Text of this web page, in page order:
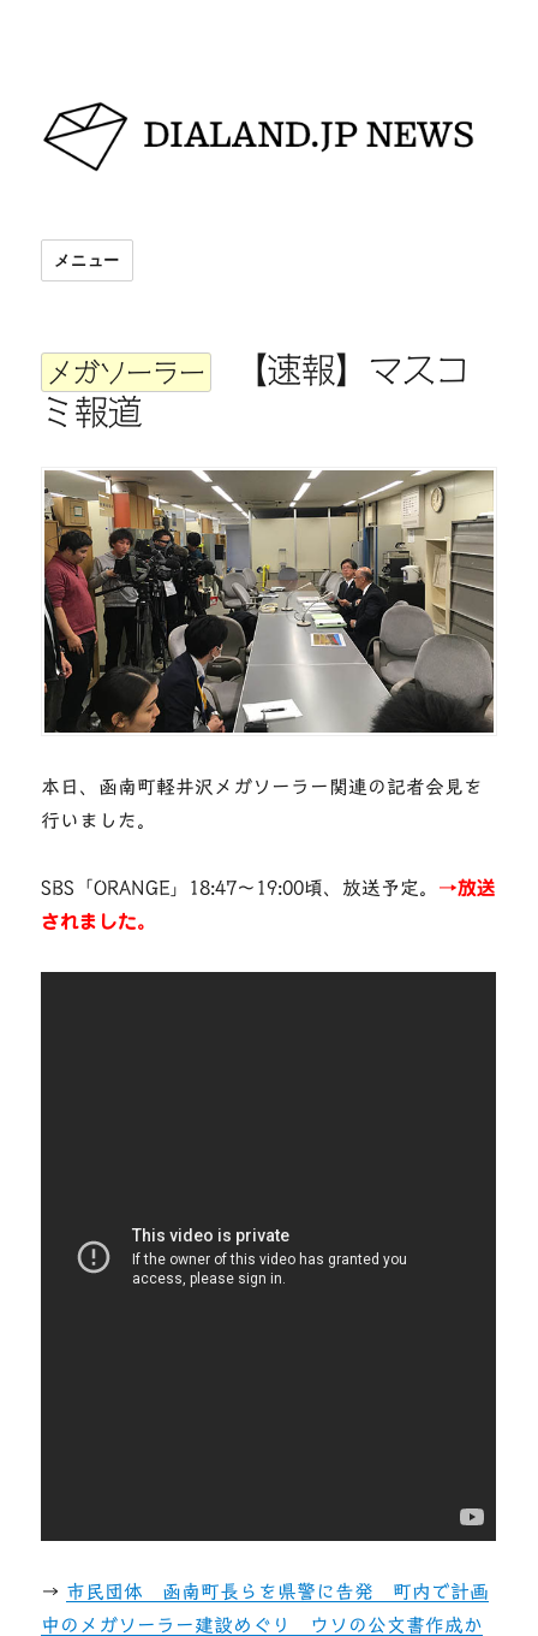
DIALAND.JP NEWS
メニュー
メガソーラー
【速報】マスコ
ミ報道
本日、函南町軽井沢メガソーラー関連の記者会見を
行いました。
SBS「ORANGE」18:47〜19:00頃、放送予定。 →放送
されました。
→ 市民団体 函南町長らを県警に告発 町内で計画
中のメガソーラー建設めぐり ウソの公文書作成か